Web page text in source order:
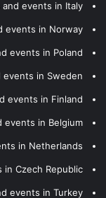
and events in Italy
events in Norway
events in Poland
events in Sweden
events in Finland
events in Belgium
in Netherlands
Czech Republic
events in Turkey